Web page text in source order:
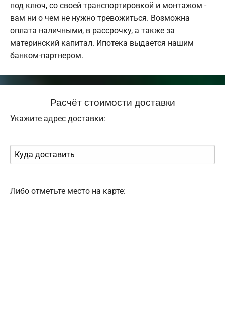
под ключ, со своей транспортировкой и монтажом -
вам ни о чем не нужно тревожиться. Возможна
оплата наличными, в рассрочку, а также за
материнский капитал. Ипотека выдается нашим
банком-партнером.
Расчёт стоимости доставки
Укажите адрес доставки:
Либо отметьте место на карте: